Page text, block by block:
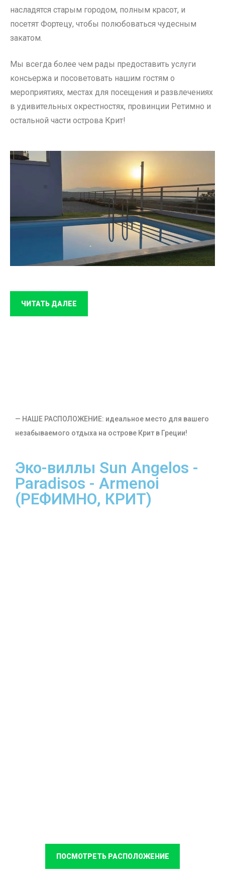
насладятся старым городом, полным красот, и
посетят Фортецу, чтобы полюбоваться чудесным
закатом.
Мы всегда более чем рады предоставить услуги
консьержа и посоветовать нашим гостям о
мероприятиях, местах для посещения и развлечениях
в удивительных окрестностях, провинции Ретимно и
остальной части острова Крит!
ЧИТАТЬ ДАЛЕЕ
— НАШЕ РАСПОЛОЖЕНИЕ: идеальное место для вашего
незабываемого отдыха на острове Крит в Греции!
Эко-виллы Sun Angelos -
Paradisos - Armenoi
(РЕФИМНО, КРИТ)
ПОСМОТРЕТЬ РАСПОЛОЖЕНИЕ